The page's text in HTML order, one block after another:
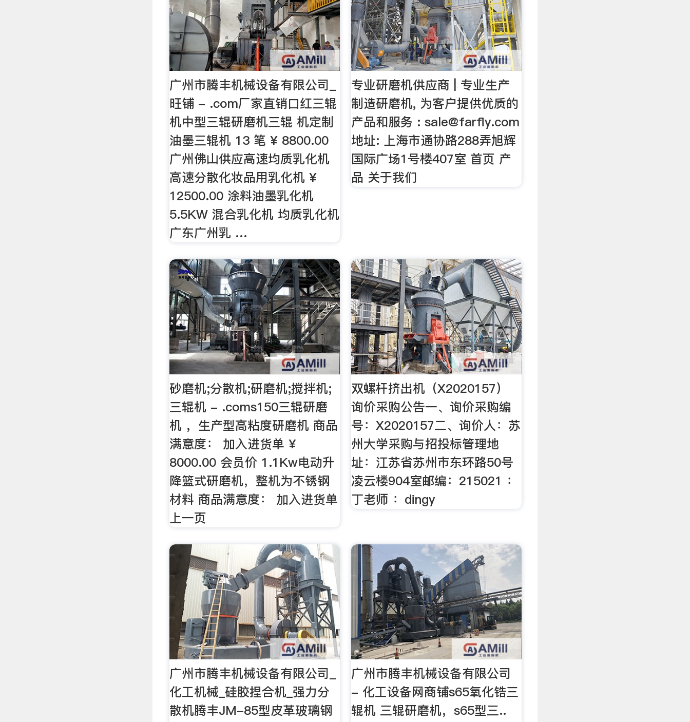
广州市腾丰机械设备有限公司_
旺铺 - .com厂家直销口红三辊
机中型三辊研磨机三辊 机定制
油墨三辊机 13 笔 ¥ 8800.00
广州佛山供应高速均质乳化机
高速分散化妆品用乳化机 ¥
12500.00 涂料油墨乳化机
5.5KW 混合乳化机 均质乳化机
广东广州乳 …
专业研磨机供应商 | 专业生产
制造研磨机, 为客户提供优质的
产品和服务 :sale@farfly.com
地址: 上海市通协路288弄旭辉
国际广场1号楼407室 首页 产
品 关于我们
砂磨机;分散机;研磨机;搅拌机;
三辊机 - .coms150三辊研磨
机 ，生产型高粘度研磨机 商品
满意度： 加入进货单 ¥
8000.00 会员价 1.1Kw电动升
降篮式研磨机，整机为不锈钢
材料 商品满意度： 加入进货单
上一页
双螺杆挤出机（X2020157）
询价采购公告一、询价采购编
号：X2020157二、询价人：苏
州大学采购与招投标管理地
址：江苏省苏州市东环路50号
凌云楼904室邮编：215021 ：
丁老师 ：dingy
广州市腾丰机械设备有限公司_
化工机械_硅胶捏合机_强力分
散机腾丰JM-85型皮革玻璃钢
广州市腾丰机械设备有限公司
- 化工设备网商铺s65氧化锆三
辊机 三辊研磨机，s65型三..